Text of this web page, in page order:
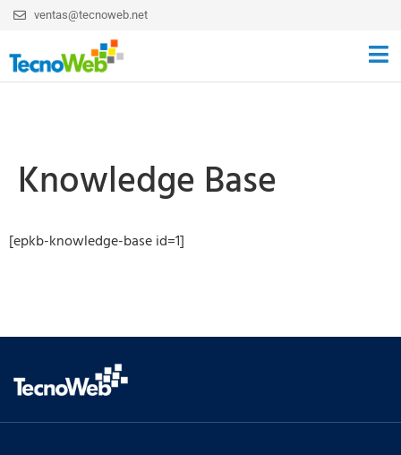
ventas@tecnoweb.net
Knowledge Base
[epkb-knowledge-base id=1]